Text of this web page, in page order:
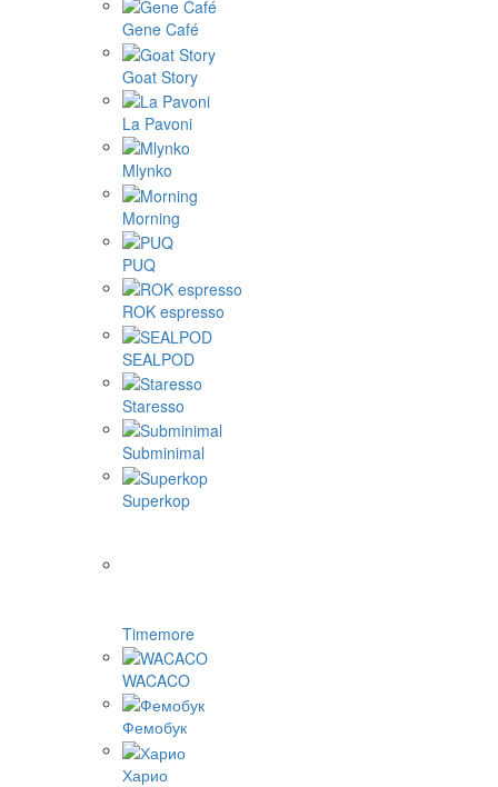
Gene Café
Goat Story
La Pavoni
Mlynko
Morning
PUQ
ROK espresso
SEALPOD
Staresso
Subminimal
Superkop
Timemore
WACACO
Фемобук
Харио